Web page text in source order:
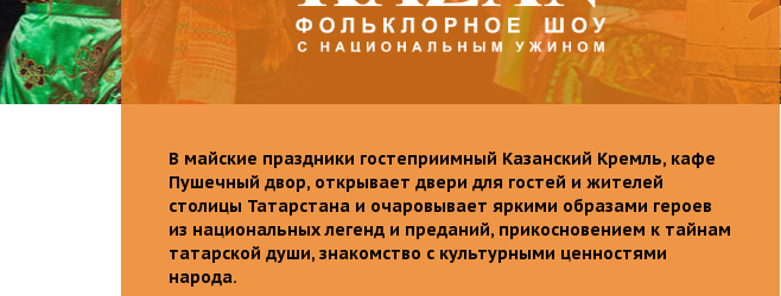
В майские праздники гостеприимный Казанский Кремль, кафе
Пушечный двор, открывает двери для гостей и жителей
столицы Татарстана и очаровывает яркими образами героев
из национальных легенд и преданий, прикосновением к тайнам
татарской души, знакомство с культурными ценностями
народа.